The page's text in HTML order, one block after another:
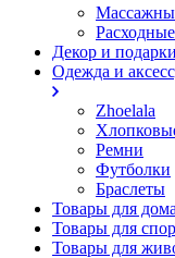
Декор и подарки
Одежда и
Zhoelala
Ремни
Футболки
Браслеты
Товары для дома
Товары для
Товары для